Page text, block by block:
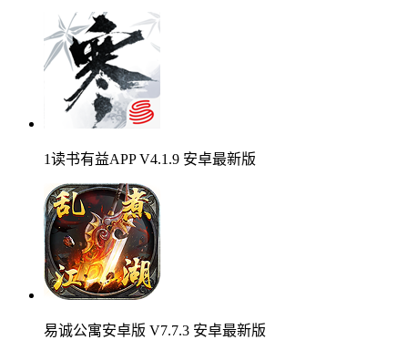
1读书有益APP V4.1.9 安卓最新版
易诚公寓安卓版 V7.7.3 安卓最新版